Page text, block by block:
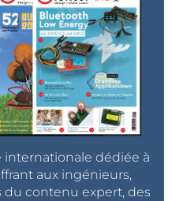
dédiée à
aux ingénieurs,
du contenu expert, des